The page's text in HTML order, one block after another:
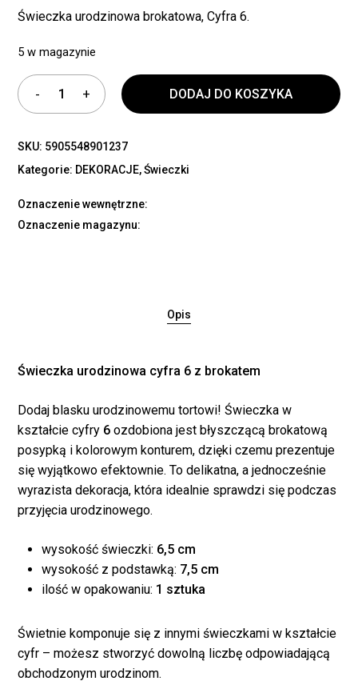
koszyku.
Świeczka urodzinowa brokatowa, Cyfra 6.
5 w magazynie
DODAJ DO KOSZYKA
SKU: 5905548901237
Kategorie: DEKORACJE,Świeczki
Oznaczenie wewnętrzne:
Oznaczenie magazynu:
Opis
Świeczka urodzinowa cyfra 6 z brokatem
Dodaj blasku urodzinowemu tortowi! Świeczka w
kształcie cyfry 6 ozdobiona jest błyszczącą brokatową
posypką i kolorowym konturem, dzięki czemu prezentuje
się wyjątkowo efektownie. To delikatna, a jednocześnie
wyrazista dekoracja, która idealnie sprawdzi się podczas
przyjęcia urodzinowego.
wysokość świeczki: 6,5 cm
wysokość z podstawką: 7,5 cm
ilość w opakowaniu: 1 sztuka
Świetnie komponuje się z innymi świeczkami w kształcie
cyfr – możesz stworzyć dowolną liczbę odpowiadającą
obchodzonym urodzinom.